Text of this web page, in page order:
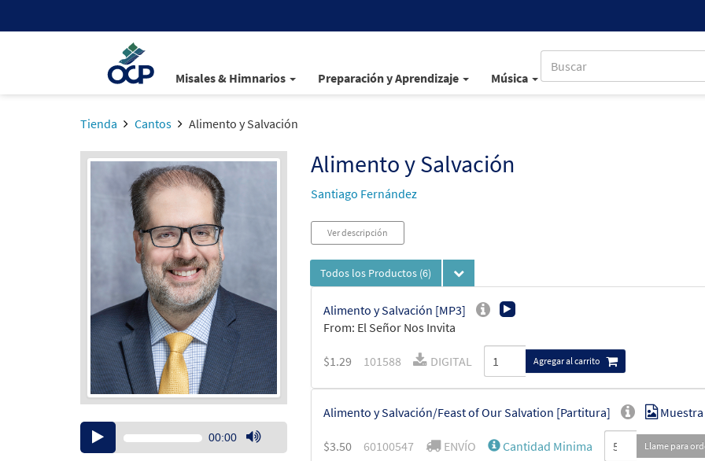
Misales & Himnarios Preparación y Aprendizaje Música
Tienda Cantos Alimento y Salvación
Alimento y Salvación
Santiago Fernández
Audio
Player
00:00
Use
Ver descripción
Todos los Productos (6)
Alimento y Salvación [MP3]
From: El Señor Nos Invita
$1.29 101588 DIGITAL Agregar al carrito
Alimento y Salvación/Feast of Our Salvation [Partitura] Muestra
$3.50 60100547 ENVÍO Cantidad Minima Llame para